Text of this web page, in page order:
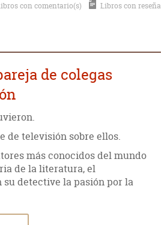
con comentario(s) Libros con reseña
de colegas
de televisión sobre ellos.
más conocidos del mundo
de la literatura, el
detective la pasión por la